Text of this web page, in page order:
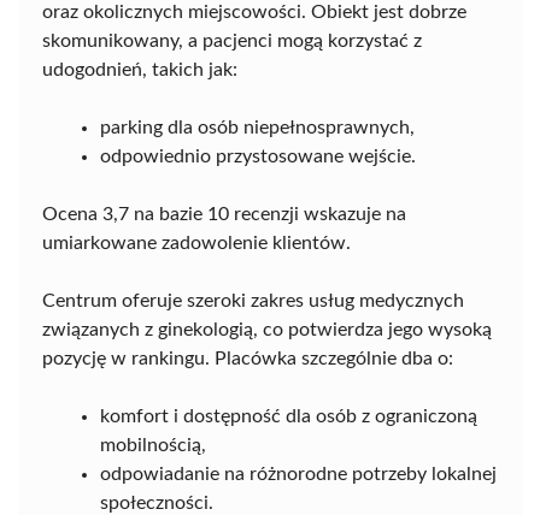
oraz okolicznych miejscowości. Obiekt jest dobrze
skomunikowany, a pacjenci mogą korzystać z
udogodnień, takich jak:
parking dla osób niepełnosprawnych,
odpowiednio przystosowane wejście.
Ocena 3,7 na bazie 10 recenzji wskazuje na
umiarkowane zadowolenie klientów.
Centrum oferuje szeroki zakres usług medycznych
związanych z ginekologią, co potwierdza jego wysoką
pozycję w rankingu. Placówka szczególnie dba o:
komfort i dostępność dla osób z ograniczoną
mobilnością,
odpowiadanie na różnorodne potrzeby lokalnej
społeczności.